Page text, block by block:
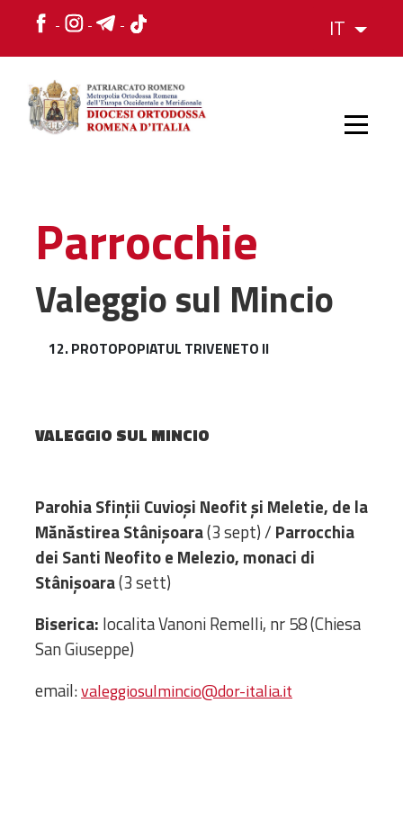
IT
STORIA
chiese e
monumenti
Diaconie
Associazioni e
Cimiteri
RISORSE
Parrocchie
Valeggio sul Mincio
12. PROTOPOPIATUL TRIVENETO II
VALEGGIO SUL MINCIO
Parohia Sfinții Cuvioși Neofit și Meletie, de la
Mănăstirea Stânișoara(3 sept) / Parrocchia
dei Santi Neofito e Melezio, monaci di
Stânișoara(3 sett)
Biserica: localita Vanoni Remelli, nr 58 (Chiesa
San Giuseppe)
email:valeggiosulmincio@dor-italia.it